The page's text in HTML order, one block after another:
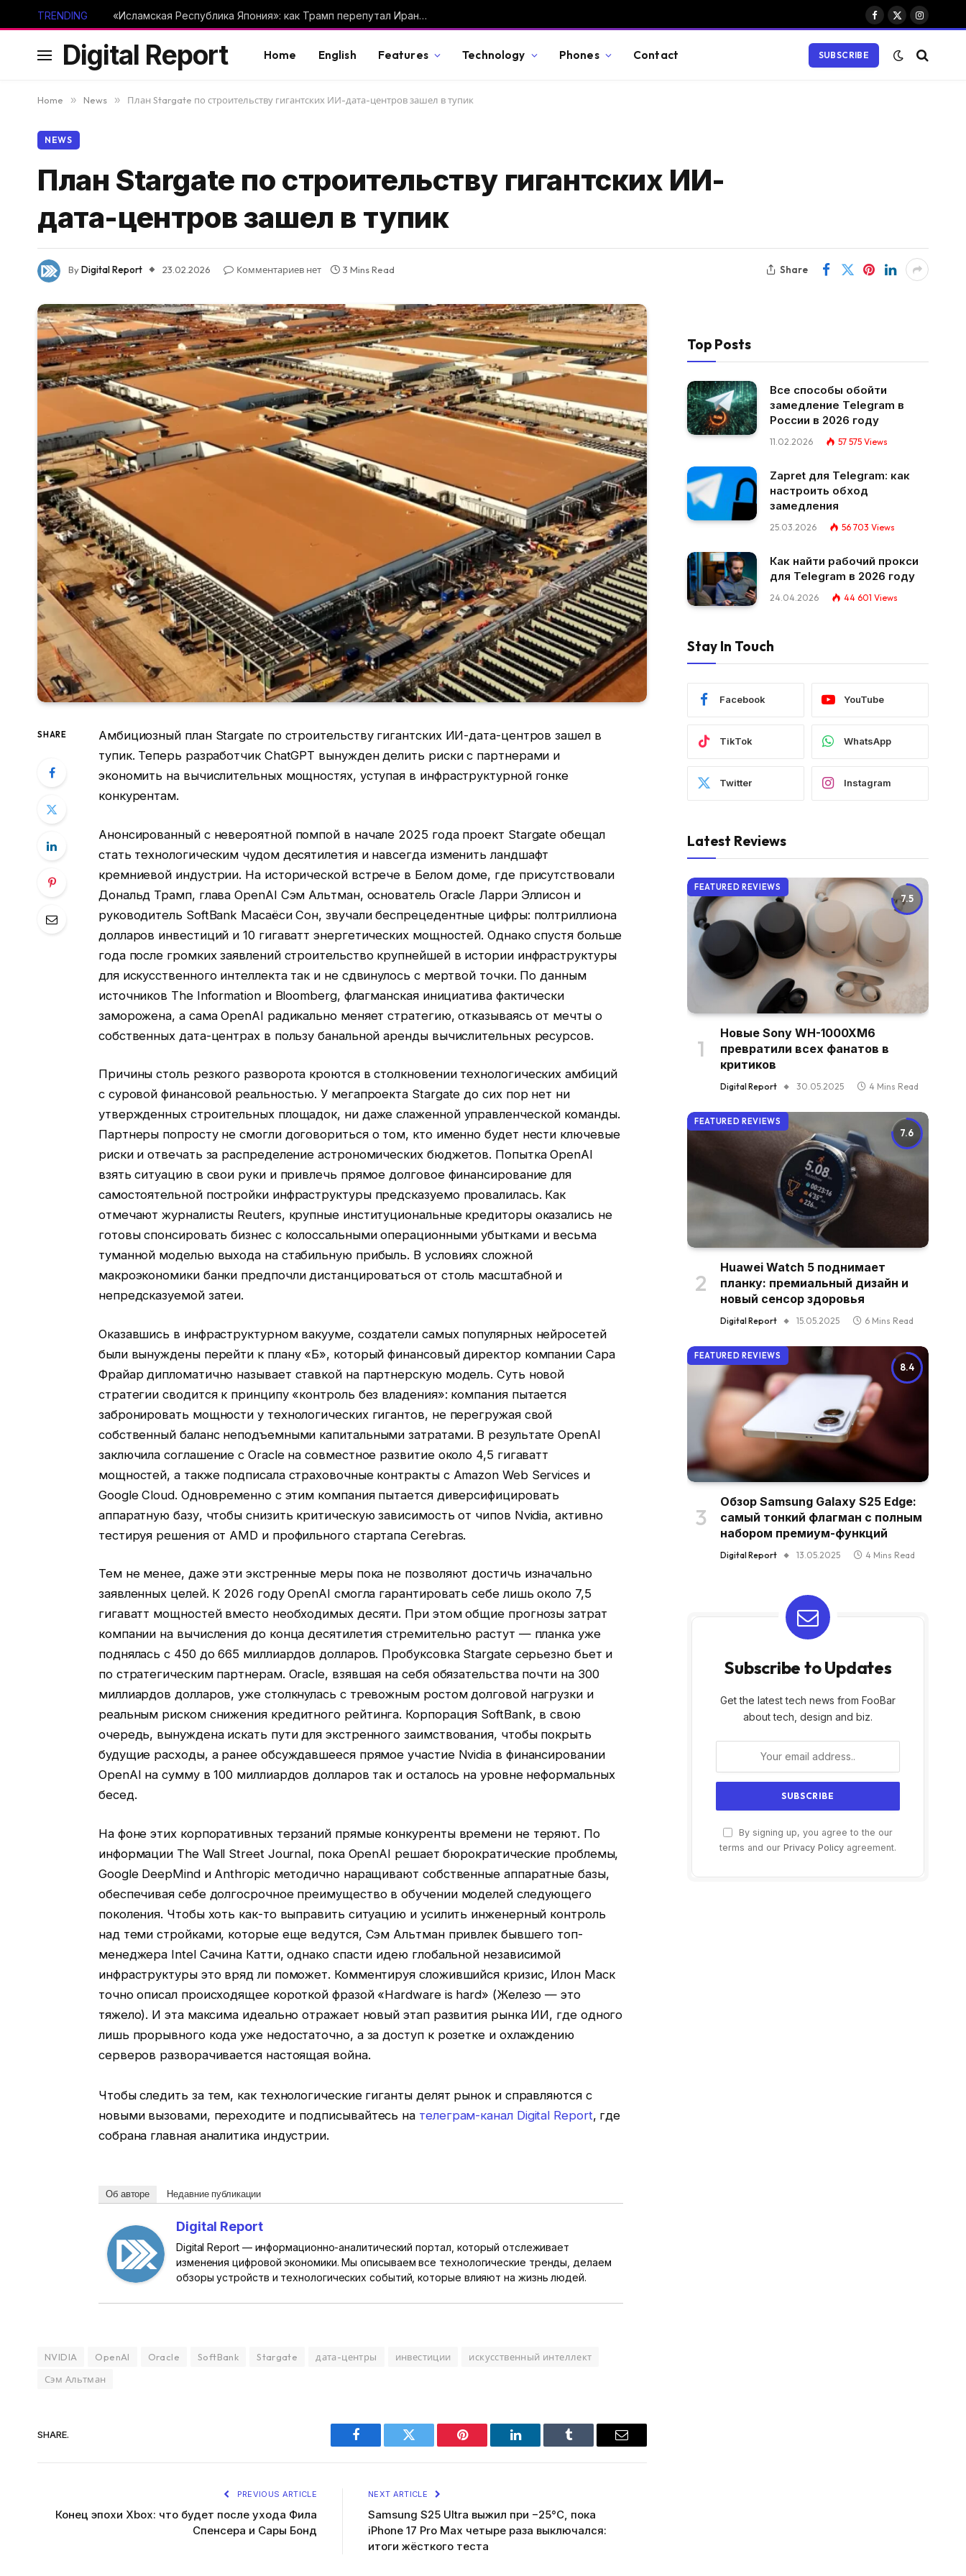
TRENDING Audi Q9 официально представлен: характеристики, цена и чем новый гигант отличается от BMW X7 и Mercedes GLS
Facebook
X
Instagram
Digital Report Home English Features Technology Phones Contact SUBSCRIBE
Home » News » План Stargate по строительству гигантских ИИ-дата-центров зашел в тупик
NEWS
План Stargate по строительству гигантских ИИ-
дата-центров зашел в тупик
ByDigital Report 23.02.2026 Комментариев нет 3 Mins Read Share
SHARE
Амбициозный план Stargate по строительству гигантских ИИ-дата-центров зашел в
тупик. Теперь разработчик ChatGPT вынужден делить риски с партнерами и
экономить на вычислительных мощностях, уступая в инфраструктурной гонке
конкурентам.
Анонсированный с невероятной помпой в начале 2025 года проект Stargate обещал
стать технологическим чудом десятилетия и навсегда изменить ландшафт
кремниевой индустрии. На исторической встрече в Белом доме, где присутствовали
Дональд Трамп, глава OpenAI Сэм Альтман, основатель Oracle Ларри Эллисон и
руководитель SoftBank Масаёси Сон, звучали беспрецедентные цифры: полтриллиона
долларов инвестиций и 10 гигаватт энергетических мощностей. Однако спустя больше
года после громких заявлений строительство крупнейшей в истории инфраструктуры
для искусственного интеллекта так и не сдвинулось с мертвой точки. По данным
источников The Information и Bloomberg, флагманская инициатива фактически
заморожена, а сама OpenAI радикально меняет стратегию, отказываясь от мечты о
собственных дата-центрах в пользу банальной аренды вычислительных ресурсов.
Причины столь резкого разворота кроются в столкновении технологических амбиций
с суровой финансовой реальностью. У мегапроекта Stargate до сих пор нет ни
утвержденных строительных площадок, ни даже слаженной управленческой команды.
Партнеры попросту не смогли договориться о том, кто именно будет нести ключевые
риски и отвечать за распределение астрономических бюджетов. Попытка OpenAI
взять ситуацию в свои руки и привлечь прямое долговое финансирование для
самостоятельной постройки инфраструктуры предсказуемо провалилась. Как
отмечают журналисты Reuters, крупные институциональные кредиторы оказались не
готовы спонсировать бизнес с колоссальными операционными убытками и весьма
туманной моделью выхода на стабильную прибыль. В условиях сложной
макроэкономики банки предпочли дистанцироваться от столь масштабной и
непредсказуемой затеи.
Оказавшись в инфраструктурном вакууме, создатели самых популярных нейросетей
были вынуждены перейти к плану «Б», который финансовый директор компании Сара
Фрайар дипломатично называет ставкой на партнерскую модель. Суть новой
стратегии сводится к принципу «контроль без владения»: компания пытается
забронировать мощности у технологических гигантов, не перегружая свой
собственный баланс неподъемными капитальными затратами. В результате OpenAI
заключила соглашение с Oracle на совместное развитие около 4,5 гигаватт
мощностей, а также подписала страховочные контракты с Amazon Web Services и
Google Cloud. Одновременно с этим компания пытается диверсифицировать
аппаратную базу, чтобы снизить критическую зависимость от чипов Nvidia, активно
тестируя решения от AMD и профильного стартапа Cerebras.
Тем не менее, даже эти экстренные меры пока не позволяют достичь изначально
заявленных целей. К 2026 году OpenAI смогла гарантировать себе лишь около 7,5
гигаватт мощностей вместо необходимых десяти. При этом общие прогнозы затрат
компании на вычисления до конца десятилетия стремительно растут — планка уже
поднялась с 450 до 665 миллиардов долларов. Пробуксовка Stargate серьезно бьет и
по стратегическим партнерам. Oracle, взявшая на себя обязательства почти на 300
миллиардов долларов, уже столкнулась с тревожным ростом долговой нагрузки и
реальным риском снижения кредитного рейтинга. Корпорация SoftBank, в свою
очередь, вынуждена искать пути для экстренного заимствования, чтобы покрыть
будущие расходы, а ранее обсуждавшееся прямое участие Nvidia в финансировании
OpenAI на сумму в 100 миллиардов долларов так и осталось на уровне неформальных
бесед.
На фоне этих корпоративных терзаний прямые конкуренты времени не теряют. По
информации The Wall Street Journal, пока OpenAI решает бюрократические проблемы,
Google DeepMind и Anthropic методично наращивают собственные аппаратные базы,
обеспечивая себе долгосрочное преимущество в обучении моделей следующего
поколения. Чтобы хоть как-то выправить ситуацию и усилить инженерный контроль
над теми стройками, которые еще ведутся, Сэм Альтман привлек бывшего топ-
менеджера Intel Сачина Катти, однако спасти идею глобальной независимой
инфраструктуры это вряд ли поможет. Комментируя сложившийся кризис, Илон Маск
точно описал происходящее короткой фразой «Hardware is hard» (Железо — это
тяжело). И эта максима идеально отражает новый этап развития рынка ИИ, где одного
лишь прорывного кода уже недостаточно, а за доступ к розетке и охлаждению
серверов разворачивается настоящая война.
Чтобы следить за тем, как технологические гиганты делят рынок и справляются с
новыми вызовами, переходите и подписывайтесь на телеграм-канал Digital Report, где
собрана главная аналитика индустрии.
Об авторе Недавние публикации
Digital Report
Digital Report — информационно-аналитический портал, который отслеживает
изменения цифровой экономики. Мы описываем все технологические тренды, делаем
обзоры устройств и технологических событий, которые влияют на жизнь людей.
NVIDIA OpenAI Oracle SoftBank Stargate дата-центры инвестиции
искусственный интеллект
Сэм Альтман
SHARE.
Facebook Twitter Pinterest LinkedIn Tumblr Email
PREVIOUS ARTICLE
Конец эпохи Xbox: что будет после ухода Фила
Спенсера и Сары Бонд
NEXT ARTICLE
Samsung S25 Ultra выжил при −25°C, пока
iPhone 17 Pro Max четыре раза выключался:
итоги жёсткого теста
Top Posts
Все способы обойти
замедление Telegram в
России в 2026 году
11.02.2026 57 575 Views
Zapret для Telegram: как
настроить обход
замедления
25.03.2026 56 703 Views
Как найти рабочий прокси
для Telegram в 2026 году
24.04.2026 44 601 Views
Stay In Touch
Facebook YouTube
TikTok WhatsApp
Twitter Instagram
Latest Reviews
7.5
FEATURED REVIEWS
Новые Sony WH-1000XM6
превратили всех фанатов в
критиков
Digital Report 30.05.2025 4 Mins Read
7.6
FEATURED REVIEWS
Huawei Watch 5 поднимает
планку: премиальный дизайн и
новый сенсор здоровья
Digital Report 15.05.2025 6 Mins Read
8.4
FEATURED REVIEWS
Обзор Samsung Galaxy S25 Edge:
самый тонкий флагман с полным
набором премиум-функций
Digital Report 13.05.2025 4 Mins Read
Subscribe to Updates
Get the latest tech news from FooBar
about tech, design and biz.
By signing up, you agree to the our
terms and our Privacy Policy agreement.